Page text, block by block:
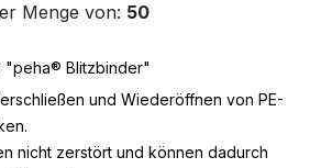
Menge von: 50
"peha® Blitzbinder"
und Wiederöffnen von PE-
nicht zerstört und können dadurch